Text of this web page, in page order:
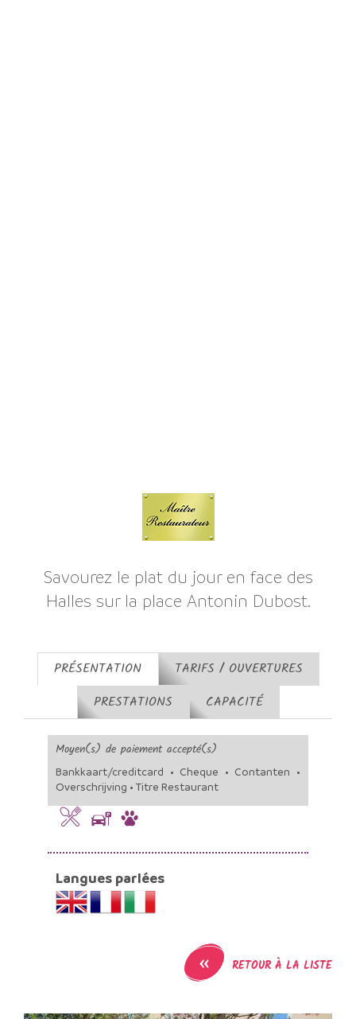
Savourez le plat du jour en face des
Halles sur la place Antonin Dubost.
PRÉSENTATION
TARIFS / OUVERTURES
PRESTATIONS
CAPACITÉ
Moyen(s) de paiement accepté(s)
Bankkaart/creditcard • Cheque • Contanten •
Overschrijving • Titre Restaurant
Langues parlées
« RETOUR À LA LISTE